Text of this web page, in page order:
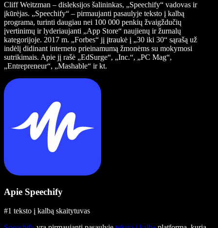
Cliff Weitzman – disleksijos šalininkas, „Speechify“ vadovas ir
įkūrėjas. „Speechify“ – pirmaujanti pasaulyje teksto į kalbą
programa, turinti daugiau nei 100 000 penkių žvaigždučių
įvertinimų ir lyderiaujanti „App Store“ naujienų ir žurnalų
kategorijoje. 2017 m. „Forbes“ jį įtraukė į „30 iki 30“ sąrašą už
indėlį didinant interneto prieinamumą žmonėms su mokymosi
sutrikimais. Apie jį rašė „EdSurge“, „Inc.“, „PC Mag“,
„Entrepreneur“, „Mashable“ ir kt.
Apie Speechify
#1 teksto į kalbą skaitytuvas